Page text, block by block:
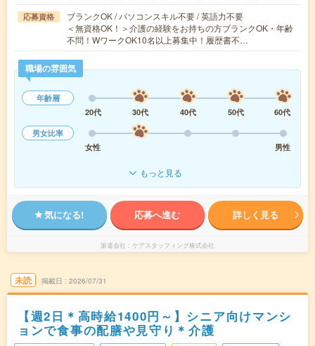
応募資格
ブランクOK / パソコンスキル不要 / 英語力不要
＜無資格OK！＞介護の経験をお持ちの方ブランクOK・年齢
不問！WワークOK10名以上募集中！履歴書不…
職場の雰囲気
年齢層
20代
30代 40代 50代
60代
男女比率
女性
男性
もっと見る
気になる! 応募へ進む 詳しく見る
派遣会社 ケアスタッフィング株式会社
未読 掲載日 2026/07/31
【週2日＊高時給1400円～】シニア向けマンシ
ョンで食事の配膳や見守り＊介護